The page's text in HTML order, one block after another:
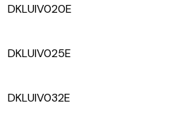
DKLUIV020E
DKLUIV025E
DKLUIV032E